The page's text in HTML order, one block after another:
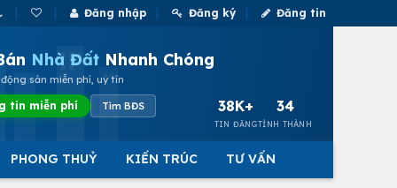
Đăng nhập Đăng ký Đăng tin
Nhà Đất Nhanh Chóng
sản miễn phí, uy tín
tin miễn phí Tìm BĐS 38K+
TIN ĐĂNG
34
TỈNH THÀNH
PHONG THUỶ KIẾN TRÚC TƯ VẤN